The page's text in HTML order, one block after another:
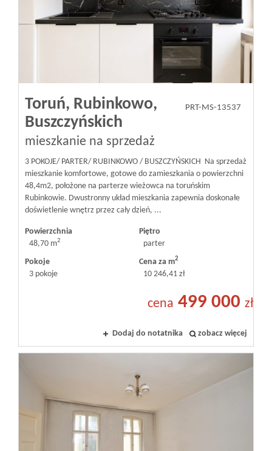
Toruń, Rubinkowo,
Buszczyńskich
mieszkanie na sprzedaż
PRT-MS-13537
3 POKOJE/ PARTER/ RUBINKOWO / BUSZCZYŃSKICH Na sprzedaż
mieszkanie komfortowe, gotowe do zamieszkania o powierzchni
48,4m2, położone na parterze wieżowca na toruńskim
Rubinkowie. Dwustronny układ mieszkania zapewnia doskonałe
doświetlenie wnętrz przez cały dzień, ...
Powierzchnia
48,70 m2
Piętro
parter
Pokoje
3 pokoje
Cena za m2
10 246,41 zł
cena 499 000 zł
Dodaj do notatnika zobacz więcej